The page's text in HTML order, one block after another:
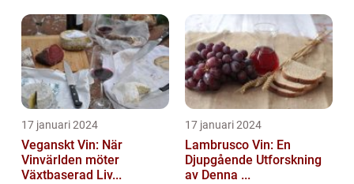
17 januari 2024
Veganskt Vin: När
Vinvärlden möter
Växtbaserad Liv...
17 januari 2024
Lambrusco Vin: En
Djupgående Utforskning
av Denna ...